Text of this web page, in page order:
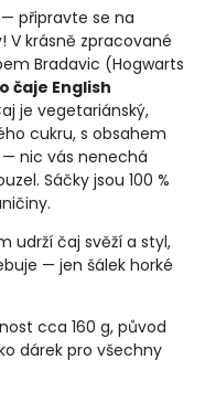
připravte se na
V krásně zpracované
Bradavic (Hogwarts
čaje English
je vegetariánský,
cukru, s obsahem
nic vás nenechá
Sáčky jsou 100 %
udrží čaj svěží a styl,
— jen šálek horké
cca 160 g, původ
dárek pro všechny